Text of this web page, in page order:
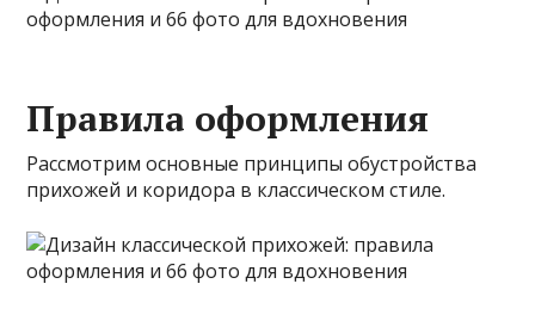
Правила оформления
Рассмотрим основные принципы обустройства
прихожей и коридора в классическом стиле.